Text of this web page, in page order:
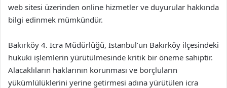
web sitesi üzerinden online hizmetler ve duyurular hakkında
bilgi edinmek mümkündür.
Bakırköy 4. İcra Müdürlüğü, İstanbul’un Bakırköy ilçesindeki
hukuki işlemlerin yürütülmesinde kritik bir öneme sahiptir.
Alacaklıların haklarının korunması ve borçluların
yükümlülüklerini yerine getirmesi adına yürütülen icra